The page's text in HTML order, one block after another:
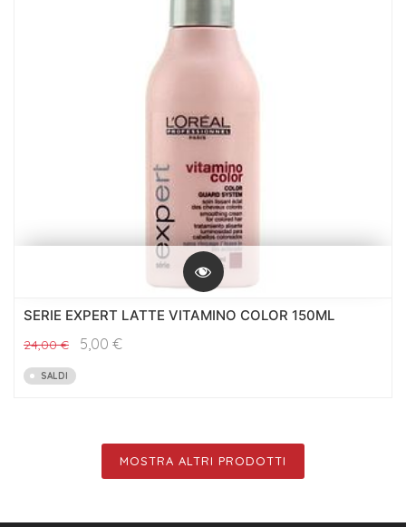
SERIE EXPERT LATTE VITAMINO COLOR 150ML
24,00€ 5,00 €
SALDI
MOSTRA ALTRI PRODOTTI